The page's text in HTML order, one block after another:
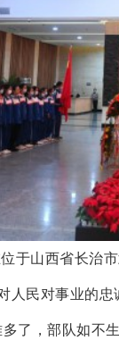
于山西省长治
人民对事业的
多了，部队如